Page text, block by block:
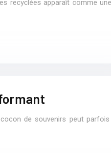
recyclées apparaît comme
de souvenirs peut